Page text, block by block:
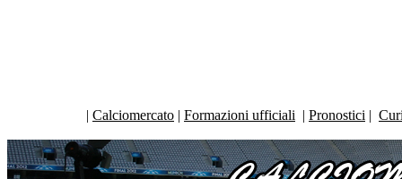
| Calciomercato | Formazioni ufficiali | Pronostici |